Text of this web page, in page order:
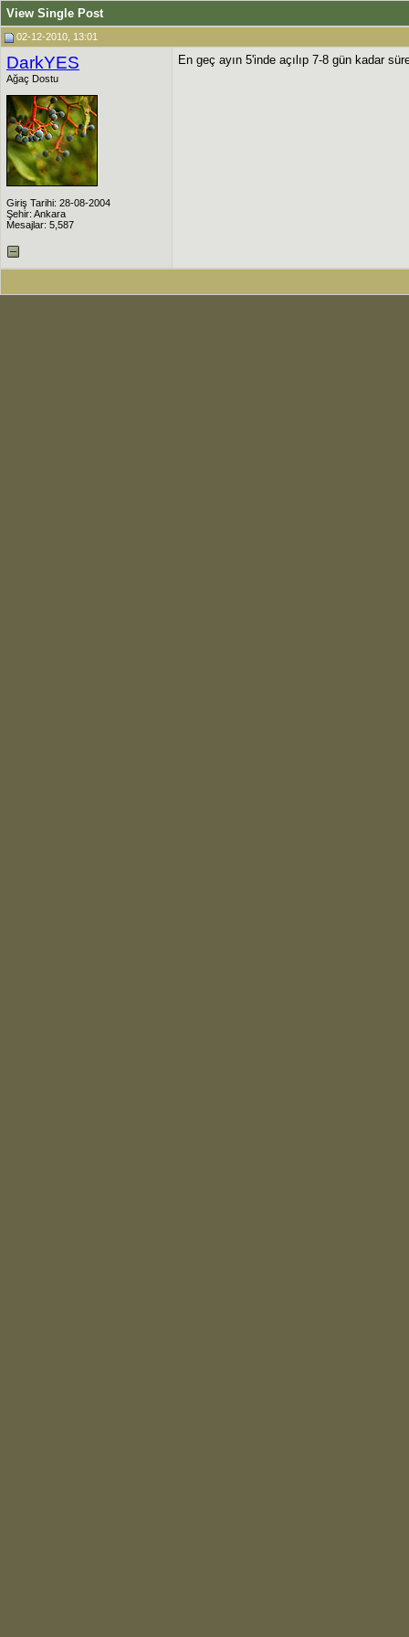
View Single Post
02-12-2010, 13:01
DarkYES
Ağaç Dostu
Giriş Tarihi: 28-08-2004
Şehir: Ankara
Mesajlar: 5,587
En geç ayın 5'inde açılıp 7-8 gün kadar